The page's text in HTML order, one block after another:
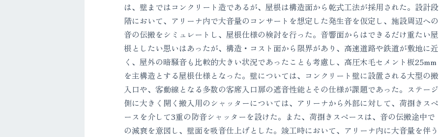
は、壁まではコンクリート造であるが、屋根は構造面から乾式工法が採用された。設計段
階において、アリーナ内で大音量のコンサートを想定した発生音を仮定し、施設周辺への
音の伝搬をシミュレートし、屋根仕様の検討を行った。音響面からはできるだけ重たい屋
根としたい思いはあったが、構造・コスト面から限界があり、高速道路や鉄道が敷地に近
く、屋外の暗騒音も比較的大きい状況であったことも考慮し、高圧木毛セメント板25mm
を主構造とする屋根仕様となった。壁については、コンクリート壁に設置される大型の搬
入口や、客動線となる多数の客席入口扉の遮音性能とその仕様が課題であった。ステージ
側に大きく開く搬入用のシャッターについては、アリーナから外部に対して、荷捌きスペ
ースを介して3重の防音シャッターを設けた。また、荷捌きスペースは、音の伝搬途中で
の減衰を意図し、壁面を吸音仕上げとした。竣工時において、アリーナ内に大音量を伴う